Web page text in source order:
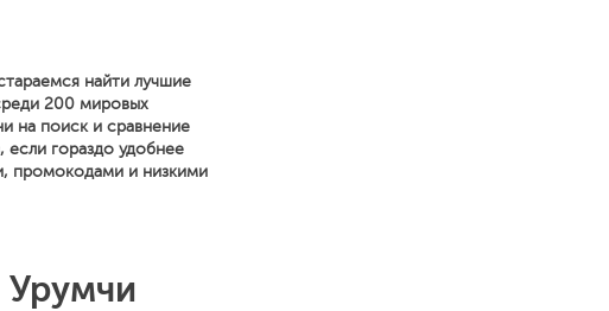
найти лучшие
200 мировых
на поиск и сравнение
если гораздо удобнее
промокодами и низкими
Урумчи